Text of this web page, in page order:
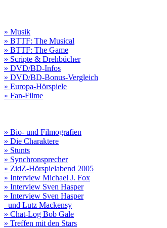
» Musik
» BTTF: The Musical
» BTTF: The Game
» Scripte & Drehbücher
» DVD/BD-Infos
» DVD/BD-Bonus-Vergleich
» Europa-Hörspiele
» Fan-Filme
» Bio- und Filmografien
» Die Charaktere
» Stunts
» Synchronsprecher
» ZidZ-Hörspielabend 2005
» Interview Michael J. Fox
» Interview Sven Hasper
» Interview Sven Hasper
und Lutz Mackensy
» Chat-Log Bob Gale
» Treffen mit den Stars